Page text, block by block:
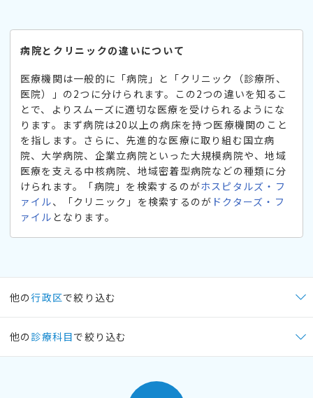
病院とクリニックの違いについて
医療機関は一般的に「病院」と「クリニック（診療所、
医院）」の2つに分けられます。この2つの違いを知るこ
とで、よりスムーズに適切な医療を受けられるようにな
ります。まず病院は20以上の病床を持つ医療機関のこと
を指します。さらに、先進的な医療に取り組む国立病
院、大学病院、企業立病院といった大規模病院や、地域
医療を支える中核病院、地域密着型病院などの種類に分
けられます。「病院」を検索するのがホスピタルズ・フ
ァイル、「クリニック」を検索するのが ドクターズ・フ
ァイル となります。
他の行政区で絞り込む
他の 診療科目で絞り込む